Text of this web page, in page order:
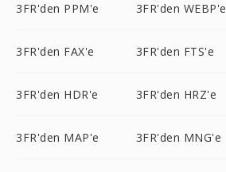
3FR'den PPM'e 3FR'den WEBP'e
3FR'den FAX'e 3FR'den FTS'e
3FR'den HDR'e 3FR'den HRZ'e
3FR'den MAP'e 3FR'den MNG'e